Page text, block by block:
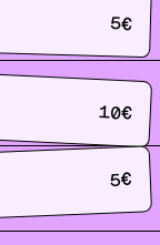
5€
10€
5€